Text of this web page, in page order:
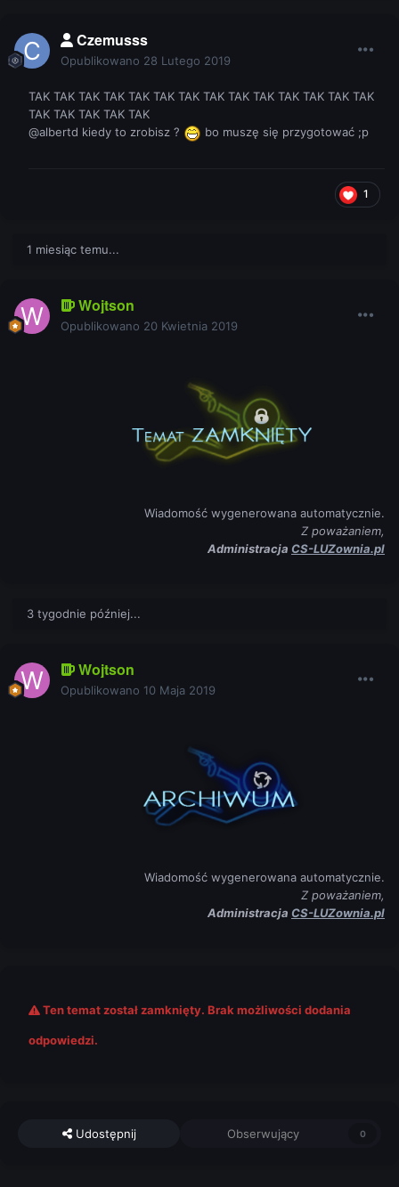
Czemusss
Opublikowano 28 Lutego 2019
TAK TAK TAK TAK TAK TAK TAK TAK TAK TAK TAK TAK TAK TAK
TAK TAK TAK TAK TAK
@albertd kiedy to zrobisz ?
bo muszę się przygotować ;p
1
1 miesiąc temu...
Wojtson
Opublikowano 20 Kwietnia 2019
Wiadomość wygenerowana automatycznie.
Z poważaniem,
Administracja CS-LUZownia.pl
3 tygodnie później...
Wojtson
Opublikowano 10 Maja 2019
Wiadomość wygenerowana automatycznie.
Z poważaniem,
Administracja CS-LUZownia.pl
Ten temat został zamknięty. Brak możliwości dodania
odpowiedzi.
Udostępnij Obserwujący 0